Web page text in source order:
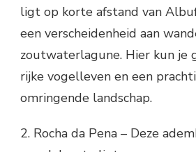
ligt op korte afstand van
een verscheidenheid aan
zoutwaterlagune. Hier kun je
rijke vogelleven en een
omringende landschap.
2. Rocha da Pena – Deze